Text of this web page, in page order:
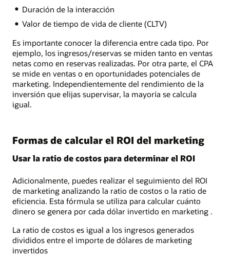
Duración de la interacción
Valor de tiempo de vida de cliente (CLTV)
Es importante conocer la diferencia entre cada tipo. Por
ejemplo, los ingresos/reservas se miden tanto en ventas
netas como en reservas realizadas. Por otra parte, el CPA
se mide en ventas o en oportunidades potenciales de
marketing. Independientemente del rendimiento de la
inversión que elijas supervisar, la mayoría se calcula
igual.
Formas de calcular el ROI del marketing
Usar la ratio de costos para determinar el ROI
Adicionalmente, puedes realizar el seguimiento del ROI
de marketing analizando la ratio de costos o la ratio de
eficiencia. Esta fórmula se utiliza para calcular cuánto
dinero se genera por cada dólar invertido en marketing .
La ratio de costos es igual a los ingresos generados
divididos entre el importe de dólares de marketing
invertidos